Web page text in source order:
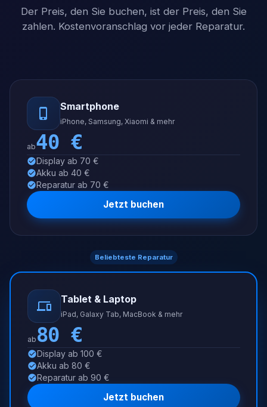
Der Preis, den Sie buchen, ist der Preis, den Sie
zahlen. Kostenvoranschlag vor jeder Reparatur.
Smartphone
iPhone, Samsung, Xiaomi & mehr
ab40 €
Display ab 70 €
Akku ab 40 €
Reparatur ab 70 €
Jetzt buchen
Beliebteste Reparatur
Tablet & Laptop
iPad, Galaxy Tab, MacBook & mehr
ab 80 €
Display ab 100 €
Akku ab 80 €
Reparatur ab 90 €
Jetzt buchen